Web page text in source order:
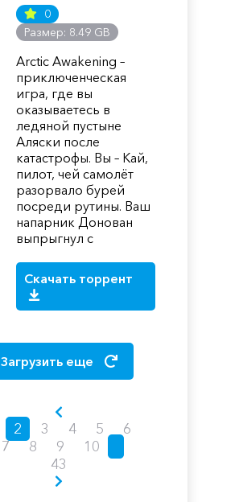
0
Размер: 8.49 GB
Arctic Awakening –
приключенческая
игра, где вы
оказываетесь в
ледяной пустыне
Аляски после
катастрофы. Вы – Кай,
пилот, чей самолёт
разорвало бурей
посреди рутины. Ваш
напарник Донован
выпрыгнул с
Скачать торрент
Загрузить еще
2 3 4 5
6
7
8 9
10
43